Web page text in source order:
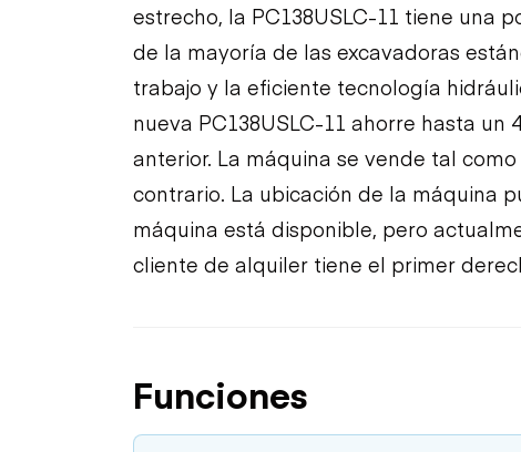
estrecho, la PC138USLC-11 tiene una
de la mayoría de las excavadoras
trabajo y la eficiente tecnología
nueva PC138USLC-11 ahorre hasta
anterior. La máquina se vende tal
contrario. La ubicación de la máquina
máquina está disponible, pero
cliente de alquiler tiene el primer
Funciones